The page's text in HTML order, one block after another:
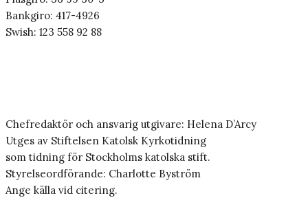
Bankgiro: 417-4926
Swish: 123 558 92 88
Chefredaktör och ansvarig utgivare: Helena D’Arcy
Utges av Stiftelsen Katolsk Kyrkotidning
som tidning för Stockholms katolska stift.
Styrelseordförande: Charlotte Byström
Ange källa vid citering.